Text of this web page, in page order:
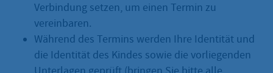
Verbindung setzen, um einen Termin zu
vereinbaren.
Während des Termins werden Ihre Identität und
die Identität des Kindes sowie die vorliegenden